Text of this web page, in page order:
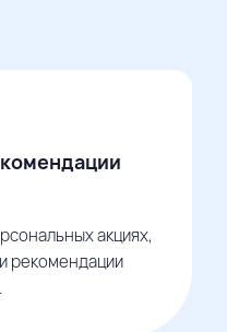
акциях,
рекомендации